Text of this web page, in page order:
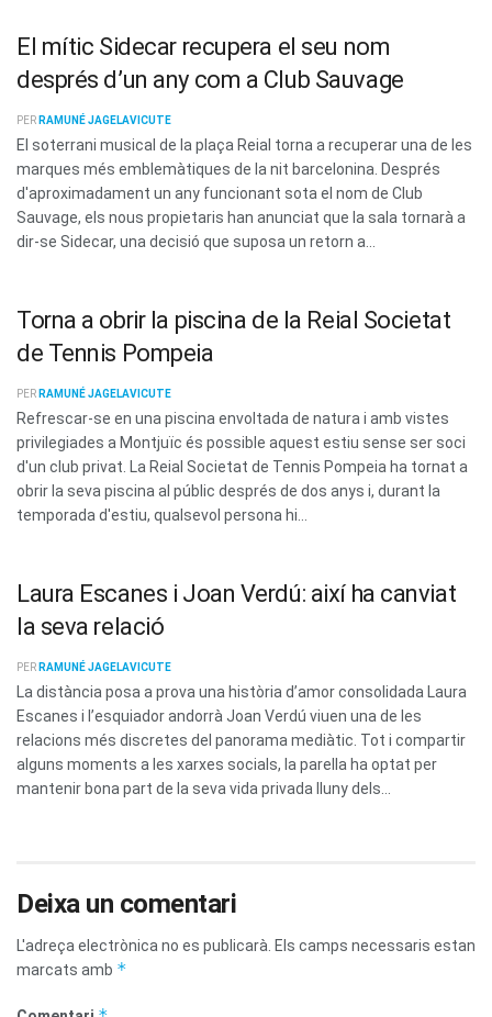
El mític Sidecar recupera el seu nom
després d’un any com a Club Sauvage
PER RAMUNÉ JAGELAVICUTE
El soterrani musical de la plaça Reial torna a recuperar una de les
marques més emblemàtiques de la nit barcelonina. Després
d'aproximadament un any funcionant sota el nom de Club
Sauvage, els nous propietaris han anunciat que la sala tornarà a
dir-se Sidecar, una decisió que suposa un retorn a...
Torna a obrir la piscina de la Reial Societat
de Tennis Pompeia
PER RAMUNÉ JAGELAVICUTE
Refrescar-se en una piscina envoltada de natura i amb vistes
privilegiades a Montjuïc és possible aquest estiu sense ser soci
d'un club privat. La Reial Societat de Tennis Pompeia ha tornat a
obrir la seva piscina al públic després de dos anys i, durant la
temporada d'estiu, qualsevol persona hi...
Laura Escanes i Joan Verdú: així ha canviat
la seva relació
PER RAMUNÉ JAGELAVICUTE
La distància posa a prova una història d’amor consolidada Laura
Escanes i l’esquiador andorrà Joan Verdú viuen una de les
relacions més discretes del panorama mediàtic. Tot i compartir
alguns moments a les xarxes socials, la parella ha optat per
mantenir bona part de la seva vida privada lluny dels...
Deixa un comentari
L'adreça electrònica no es publicarà. Els camps necessaris estan
marcats amb *